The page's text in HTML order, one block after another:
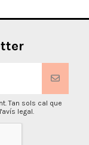
Tan sols cal que
legal.